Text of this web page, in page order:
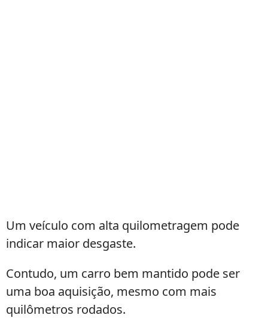
Um veículo com alta quilometragem pode
indicar maior desgaste.
Contudo, um carro bem mantido pode ser
uma boa aquisição, mesmo com mais
quilômetros rodados.